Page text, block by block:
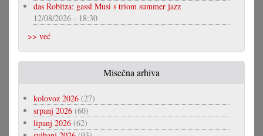
das Robitza: gassl Musi s triom summer jazz
12/08/2026 - 18:30
>> već
Misečna arhiva
kolovoz 2026 (27)
srpanj 2026 (60)
lipanj 2026 (62)